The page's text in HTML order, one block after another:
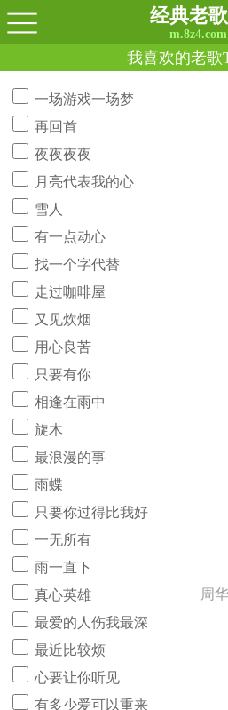
经典老
m.8z4.com
我喜欢的老歌
一场游戏一场梦
再回首
夜夜夜夜
月亮代表我的心
雪人
有一点动心
找一个字代替
走过咖啡屋
又见炊烟
用心良苦
只要有你
相逢在雨中
旋木
最浪漫的事
雨蝶
只要你过得比我好
一无所有
雨一直下
真心英雄
周
最爱的人伤我最深
最近比较烦
心要让你听见
有多少爱可以重来